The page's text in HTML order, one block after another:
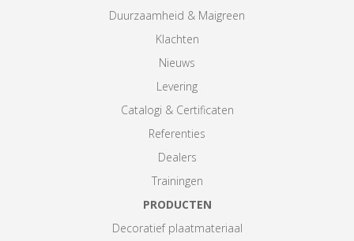
Duurzaamheid & Maigreen
Klachten
Nieuws
Levering
Catalogi & Certificaten
Referenties
Dealers
Trainingen
PRODUCTEN
Decoratief plaatmateriaal